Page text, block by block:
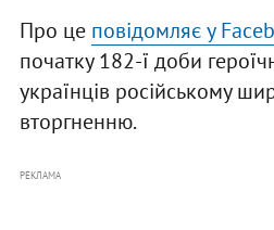
Про це повідомляє у
початку 182-ї доби
українців російському
вторгненню.
РЕКЛАМА